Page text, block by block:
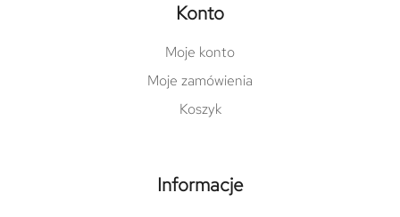
Konto
Moje konto
Moje zamówienia
Koszyk
Informacje